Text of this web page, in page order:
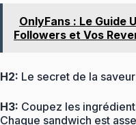
OnlyFans : Le Guide
Followers et Vos
H2: Le secret de la
H3: Coupez les
Chaque sandwich est